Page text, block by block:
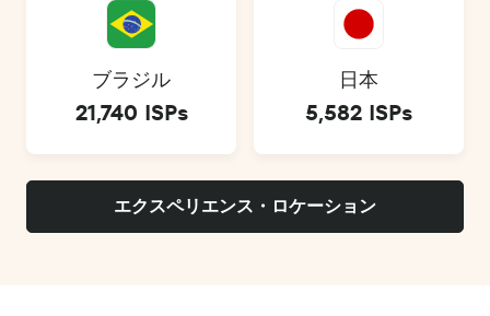
ブラジル
21,740 ISPs
日本
5,582 ISPs
エクスペリエンス・ロケーション